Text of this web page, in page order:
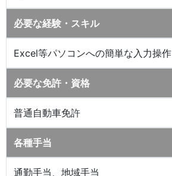
必要な経験・スキル
Excel等パソコンへの簡単な入力操作
必要な免許・資格
普通自動車免許
各種手当
通勤手当、地域手当